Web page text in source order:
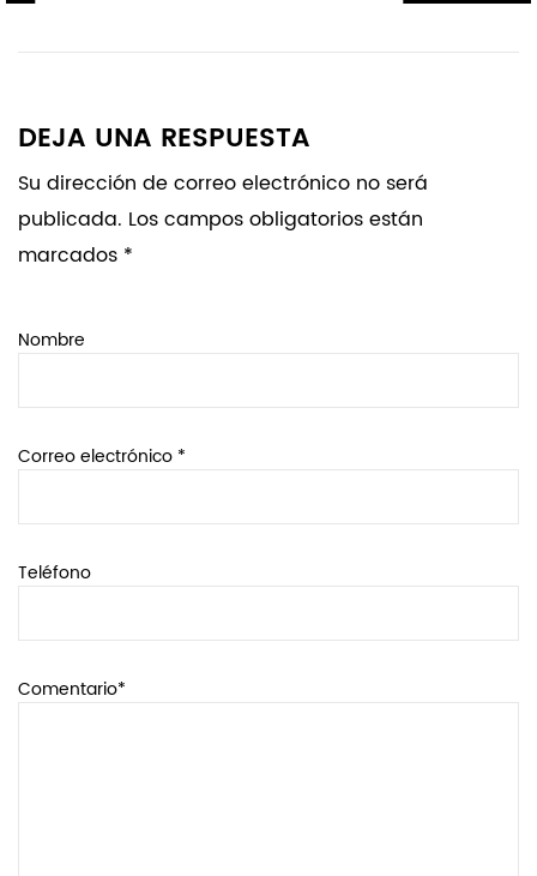
DEJA UNA RESPUESTA
Su dirección de correo electrónico no será
publicada. Los campos obligatorios están
marcados *
Nombre
Correo electrónico *
Teléfono
Comentario*